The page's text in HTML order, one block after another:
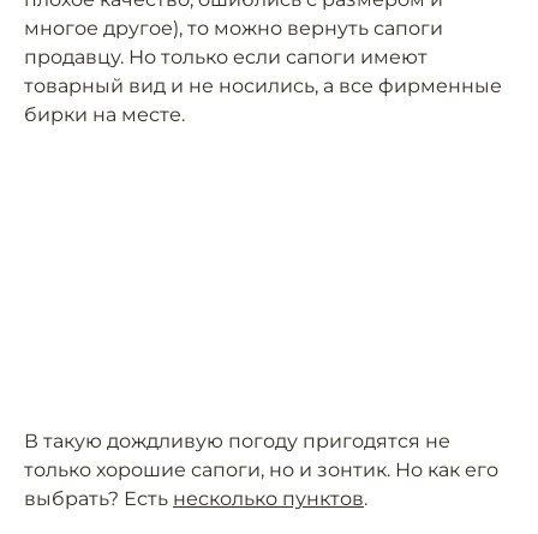
многое другое), то можно вернуть сапоги
продавцу. Но только если сапоги имеют
товарный вид и не носились, а все фирменные
бирки на месте.
В такую дождливую погоду пригодятся не
только хорошие сапоги, но и зонтик. Но как его
выбрать? Есть несколько пунктов.